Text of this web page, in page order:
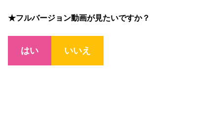
★フルバージョン動画が見たいですか？
はい いいえ